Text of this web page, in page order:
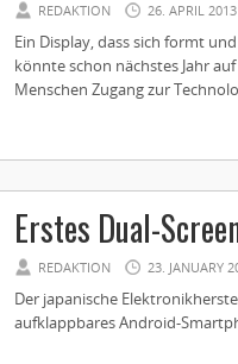
REDAKTION 26. APRIL 2013
Ein Display, dass sich formt
könnte schon nächstes Jahr
Menschen Zugang zur
Erstes Dual-
REDAKTION 23. JANUARY
Der japanische
aufklappbares Android-